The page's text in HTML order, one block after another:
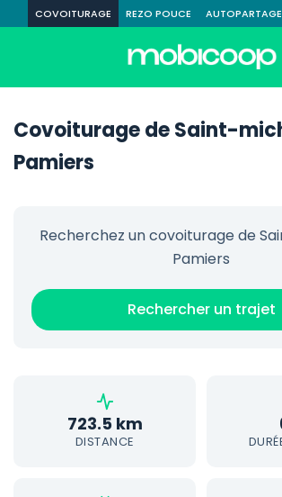
COVOITURAGE REZO POUCE AUTOPARTAGE
Covoiturage de Saint-
Pamiers
Recherchez un covoiturage de
Pamiers
Rechercher un trajet
723.5 km
DISTANCE